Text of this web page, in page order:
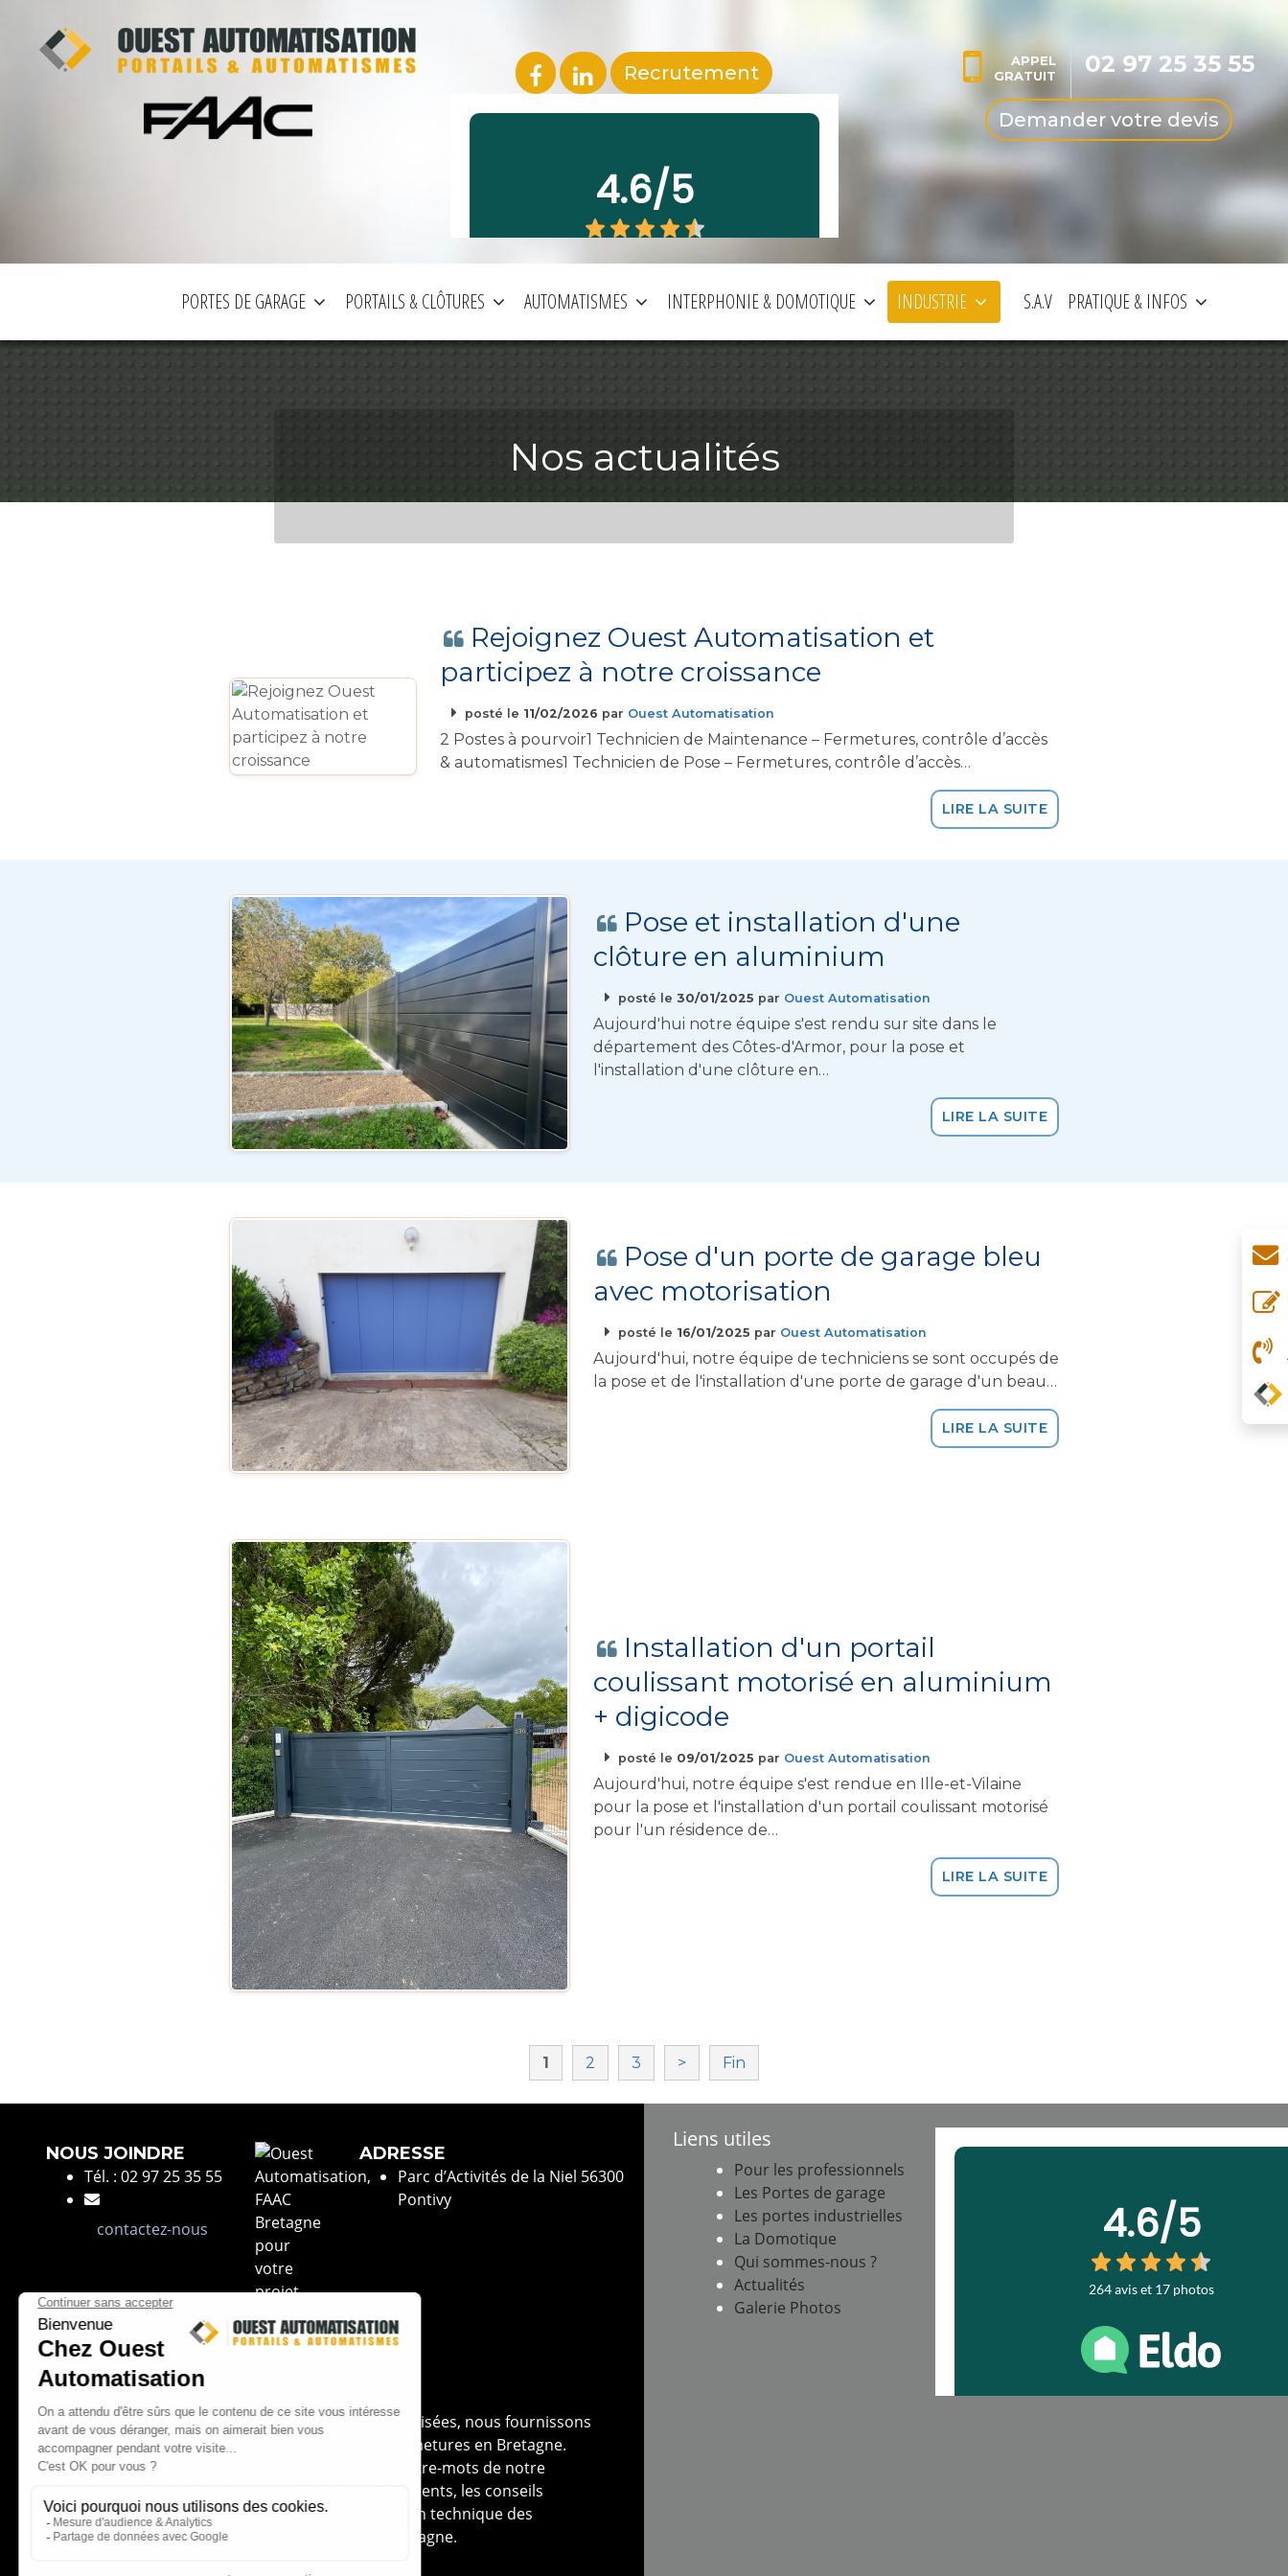
Recrutement
APPEL
GRATUIT
02 97 25 35 55
Demander votre devis
PORTES DE GARAGE PORTAILS & CLÔTURES AUTOMATISMES INTERPHONIE & DOMOTIQUE INDUSTRIE S.A.V PRATIQUE & INFOS
Nos actualités
Rejoignez Ouest Automatisation et
participez à notre croissance
posté le 11/02/2026 par Ouest Automatisation
2 Postes à pourvoir1 Technicien de Maintenance – Fermetures, contrôle d’accès
& automatismes1 Technicien de Pose – Fermetures, contrôle d’accès…
LIRE LA SUITE
Pose et installation d'une
clôture en aluminium
posté le 30/01/2025 par Ouest Automatisation
Aujourd'hui notre équipe s'est rendu sur site dans le
département des Côtes-d'Armor, pour la pose et
l'installation d'une clôture en…
LIRE LA SUITE
Pose d'un porte de garage bleu
avec motorisation
posté le 16/01/2025 par Ouest Automatisation
Aujourd'hui, notre équipe de techniciens se sont occupés de
la pose et de l'installation d'une porte de garage d'un beau…
LIRE LA SUITE
Installation d'un portail
coulissant motorisé en aluminium
+ digicode
posté le 09/01/2025 par Ouest Automatisation
Aujourd'hui, notre équipe s'est rendue en Ille-et-Vilaine
pour la pose et l'installation d'un portail coulissant motorisé
pour l'un résidence de…
LIRE LA SUITE
1 2 3 > Fin
NOUS JOINDRE
Tél. : 02 97 25 35 55
contactez-nous
ADRESSE
Parc d’Activités de la Niel 56300
Pontivy
Depuis 1981 et avec plus de 30 000 installations réalisées, nous fournissons
des solutions en automatismes et systèmes de fermetures en Bretagne.
Expertise, proximité et sur-mesure : ce sont les maître-mots de notre
entreprise. L’attention portée aux besoins de nos clients, les conseils
prodigués en avant-vente, et la qualité de l’exécution technique des
équipes ont fait notre réputation dans toute la Bretagne.
Liens utiles
Pour les professionnels
Les Portes de garage
Les portes industrielles
La Domotique
Qui sommes-nous ?
Actualités
Galerie Photos